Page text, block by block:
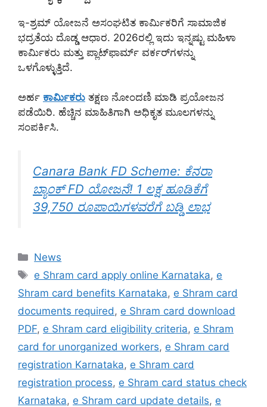
ಇ-ಶ್ರಮ್ ಯೋಜನೆ ಅಸಂಘಟಿತ ಕಾರ್ಮಿಕರಿಗೆ ಸಾಮಾಜಿಕ
ಭದ್ರತೆಯ ದೊಡ್ಡ ಆಧಾರ. 2026ರಲ್ಲಿ ಇದು ಇನ್ನಷ್ಟು ಮಹಿಳಾ
ಕಾರ್ಮಿಕರು ಮತ್ತು ಪ್ಲಾಟ್‌ಫಾರ್ಮ್ ವರ್ಕರ್‌ಗಳನ್ನು
ಒಳಗೊಳ್ಳುತ್ತಿದೆ.
ಅರ್ಹ ಕಾರ್ಮಿಕರು ತಕ್ಷಣ ನೋಂದಣಿ ಮಾಡಿ ಪ್ರಯೋಜನ
ಪಡೆಯಿರಿ. ಹೆಚ್ಚಿನ ಮಾಹಿತಿಗಾಗಿ ಅಧಿಕೃತ ಮೂಲಗಳನ್ನು
ಸಂಪರ್ಕಿಸಿ.
Canara Bank FD Scheme: ಕೆನರಾ
ಬ್ಯಾಂಕ್ FD ಯೋಜನೆ! 1 ಲಕ್ಷ ಹೂಡಿಕೆಗೆ
39,750 ರೂಪಾಯಿಗಳವರೆಗೆ ಬಡ್ಡಿ ಲಾಭ
Categories
News
Tags
e Shram card apply online Karnataka, e
Shram card benefits Karnataka, e Shram card
documents required , e Shram card download
PDF, e Shram card eligibility criteria, e Shram
card for unorganized workers, e Shram card
registration Karnataka, e Shram card
registration process, e Shram card status check
Karnataka, e Shram card update details, e